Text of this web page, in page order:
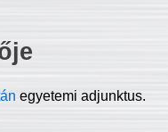
egyetemi adjunktus.